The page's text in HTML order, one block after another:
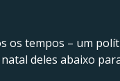
os tempos – um
deles abaixo